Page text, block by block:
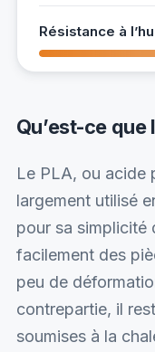
Résistance à
Qu’est-ce que
Le PLA, ou acide
largement utilisé
pour sa simplicité
facilement des
peu de
contrepartie, il
soumises à la